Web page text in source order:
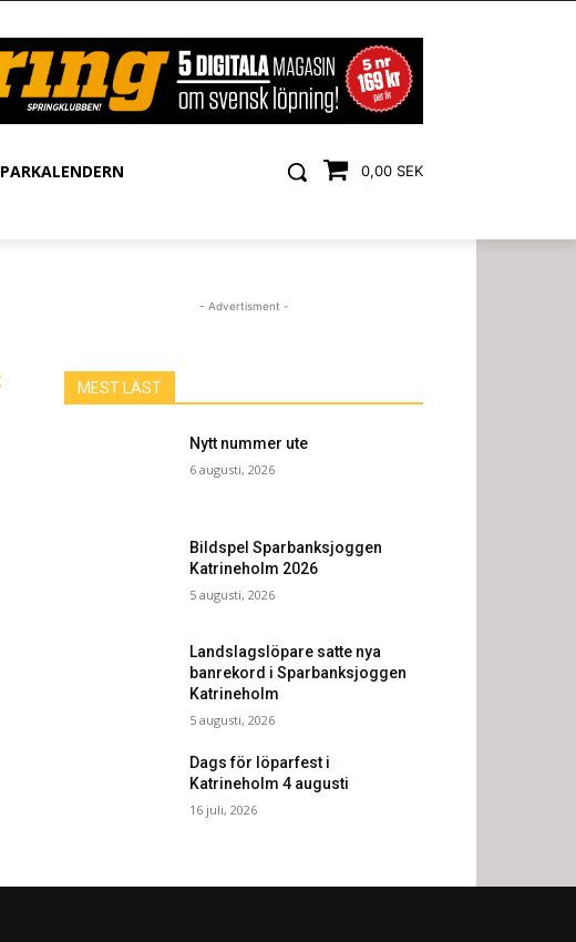
0,00 SEK
- Advertisment -
MEST LÄST
Nytt nummer ute
6 augusti, 2026
Bildspel Sparbanksjoggen
Katrineholm 2026
5 augusti, 2026
Landslagslöpare satte nya
banrekord i Sparbanksjoggen
Katrineholm
5 augusti, 2026
Dags för löparfest i
Katrineholm 4 augusti
16 juli, 2026